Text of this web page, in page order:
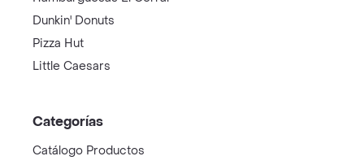
Dunkin' Donuts
Pizza Hut
Little Caesars
Categorías
Catálogo Productos